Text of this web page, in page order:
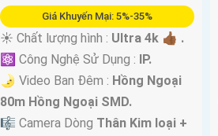
Giá Khuyến Mại: 5%-35%
☀️ Chất lượng hình : Ultra 4k 👍🏾 .
⚛️ Công Nghệ Sử Dụng : IP.
🌛 Video Ban Đêm : Hồng Ngoại
80m Hồng Ngoại SMD.
🎼️ Camera Dòng Thân Kim loại +